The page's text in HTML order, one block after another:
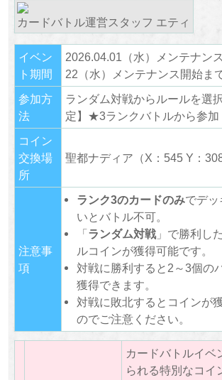
カードバトル運営スタッフ エティ
イベン
ト期間
2026.04.01（水）メンテナン
22（水）メンテナンス開始ま
参加方
法
ランダム対戦からルールを選
定】★3ランクバトルから参加
コイン
交換場
所
聖都ナディア（X：545 Y：308
注意事
項
ランク3のカードのみでデ
いとバトル不可。
「ランダム対戦 」で勝利し
ルコインが獲得可能です。
対戦に勝利すると2～3個の
獲得できます。
対戦に敗北するとコインが
のでご注意ください。
カードバトルイベ
られる特別なコイ